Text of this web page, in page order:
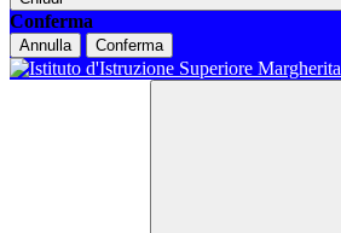
Conferma
Annulla Conferma